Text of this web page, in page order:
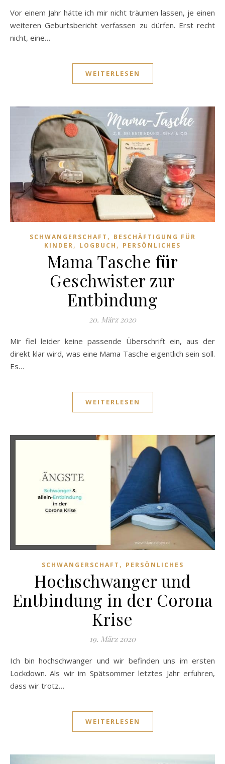
Vor einem Jahr hätte ich mir nicht träumen lassen, je einen
weiteren Geburtsbericht verfassen zu dürfen. Erst recht
nicht, eine…
WEITERLESEN
SCHWANGERSCHAFT , BESCHÄFTIGUNG FÜR
KINDER, LOGBUCH , PERSÖNLICHES
Mama Tasche für
Geschwister zur
Entbindung
20. März 2020
Mir fiel leider keine passende Überschrift ein, aus der
direkt klar wird, was eine Mama Tasche eigentlich sein soll.
Es…
WEITERLESEN
SCHWANGERSCHAFT , PERSÖNLICHES
Hochschwanger und
Entbindung in der Corona
Krise
19. März 2020
Ich bin hochschwanger und wir befinden uns im ersten
Lockdown. Als wir im Spätsommer letztes Jahr erfuhren,
dass wir trotz…
WEITERLESEN